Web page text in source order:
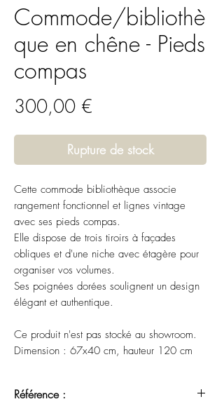
Commode/bibliothè
que en chêne - Pieds
compas
300,00 €
Rupture de stock
Cette commode bibliothèque associe
rangement fonctionnel et lignes vintage
avec ses pieds compas.
Elle dispose de trois tiroirs à façades
obliques et d'une niche avec étagère pour
organiser vos volumes.
Ses poignées dorées soulignent un design
élégant et authentique.
Ce produit n'est pas stocké au showroom.
Dimension : 67x40 cm, hauteur 120 cm
Référence :